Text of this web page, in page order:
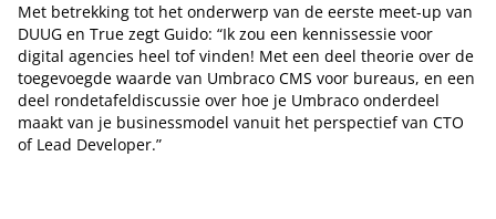
Met betrekking tot het onderwerp van de eerste meet-up van
DUUG en True zegt Guido: “Ik zou een kennissessie voor
digital agencies heel tof vinden! Met een deel theorie over de
toegevoegde waarde van Umbraco CMS voor bureaus, en een
deel rondetafeldiscussie over hoe je Umbraco onderdeel
maakt van je businessmodel vanuit het perspectief van CTO
of Lead Developer.”